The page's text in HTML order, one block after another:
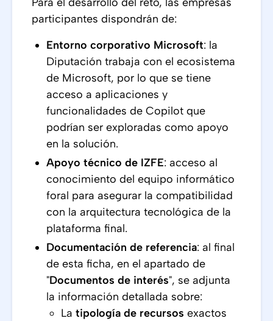
participantes dispondrán de:
Entorno corporativo Microsoft: la
Diputación trabaja con el ecosistema
de Microsoft, por lo que se tiene
acceso a aplicaciones y
funcionalidades de Copilot que
podrían ser exploradas como apoyo
en la solución.
Apoyo técnico de IZFE: acceso al
conocimiento del equipo informático
foral para asegurar la compatibilidad
con la arquitectura tecnológica de la
plataforma final.
Documentación de referencia: al final
de esta ficha, en el apartado de
"Documentos de interés", se adjunta
la información detallada sobre:
La tipología de recursos exactos